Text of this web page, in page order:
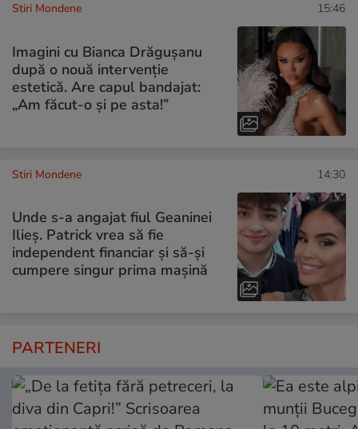
Stiri Mondene 15:46
Imagini cu Bianca Drăgușanu
după o nouă intervenție
estetică. Are capul bandajat:
„Am făcut-o și pe asta!”
Stiri Mondene 14:30
Unde s-a angajat fiul Geaninei
Ilieș. Patrick vrea să fie
independent financiar și să-și
cumpere singur prima mașină
PARTENERI